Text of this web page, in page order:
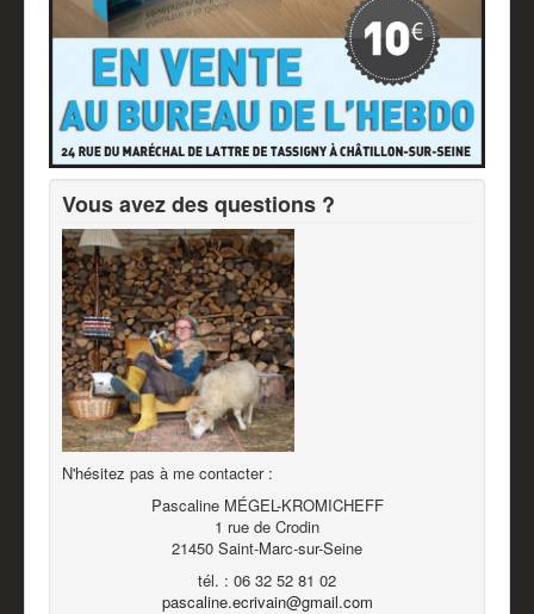
Vous avez des questions ?
N'hésitez pas à me contacter :
Pascaline MÉGEL-KROMICHEFF
1 rue de Crodin
21450 Saint-Marc-sur-Seine
tél. : 06 32 52 81 02
pascaline.ecrivain@gmail.com